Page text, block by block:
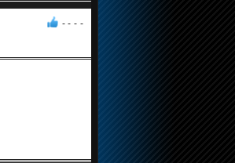
- - - -